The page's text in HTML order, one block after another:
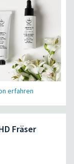
erfahren
Fräser